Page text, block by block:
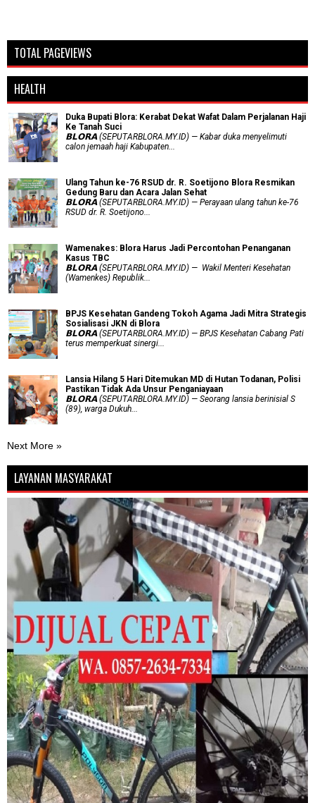
TOTAL PAGEVIEWS
HEALTH
Duka Bupati Blora: Kerabat Dekat Wafat Dalam Perjalanan Haji
Ke Tanah Suci
𝗕𝗟𝗢𝗥𝗔 (SEPUTARBLORA.MY.ID) — Kabar duka menyelimuti
calon jemaah haji Kabupaten...
Ulang Tahun ke-76 RSUD dr. R. Soetijono Blora Resmikan
Gedung Baru dan Acara Jalan Sehat
𝗕𝗟𝗢𝗥𝗔 (SEPUTARBLORA.MY.ID) — Perayaan ulang tahun ke-76
RSUD dr. R. Soetijono...
Wamenakes: Blora Harus Jadi Percontohan Penanganan
Kasus TBC
𝗕𝗟𝗢𝗥𝗔 (SEPUTARBLORA.MY.ID) — Wakil Menteri Kesehatan
(Wamenkes) Republik...
BPJS Kesehatan Gandeng Tokoh Agama Jadi Mitra Strategis
Sosialisasi JKN di Blora
𝗕𝗟𝗢𝗥𝗔 (SEPUTARBLORA.MY.ID) — BPJS Kesehatan Cabang Pati
terus memperkuat sinergi...
Lansia Hilang 5 Hari Ditemukan MD di Hutan Todanan, Polisi
Pastikan Tidak Ada Unsur Penganiayaan
𝗕𝗟𝗢𝗥𝗔 (SEPUTARBLORA.MY.ID) — Seorang lansia berinisial S
(89), warga Dukuh...
Next More »
LAYANAN MASYARAKAT